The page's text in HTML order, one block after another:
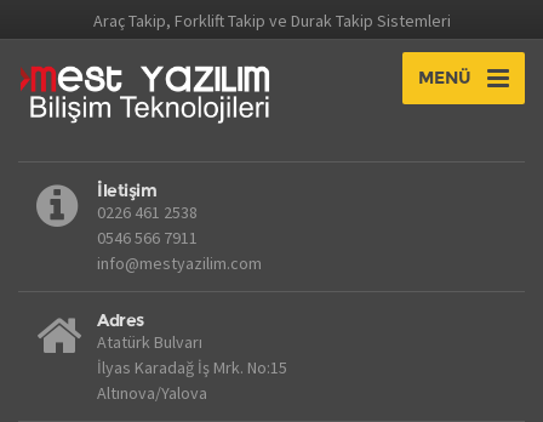
Araç Takip, Forklift Takip ve Durak Takip Sistemleri
MENÜ
İletişim
0226 461 2538
0546 566 7911
info@mestyazilim.com
Adres
Atatürk Bulvarı
İlyas Karadağ İş Mrk. No:15
Altınova/Yalova